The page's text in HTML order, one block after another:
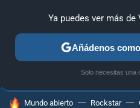
ANÁLISIS GUÍAS Y TRUCOS
HOY SE HABLA DE
Mundo abierto Rockstar
Ya puedes ver más
Añádenos
Solo necesitas una